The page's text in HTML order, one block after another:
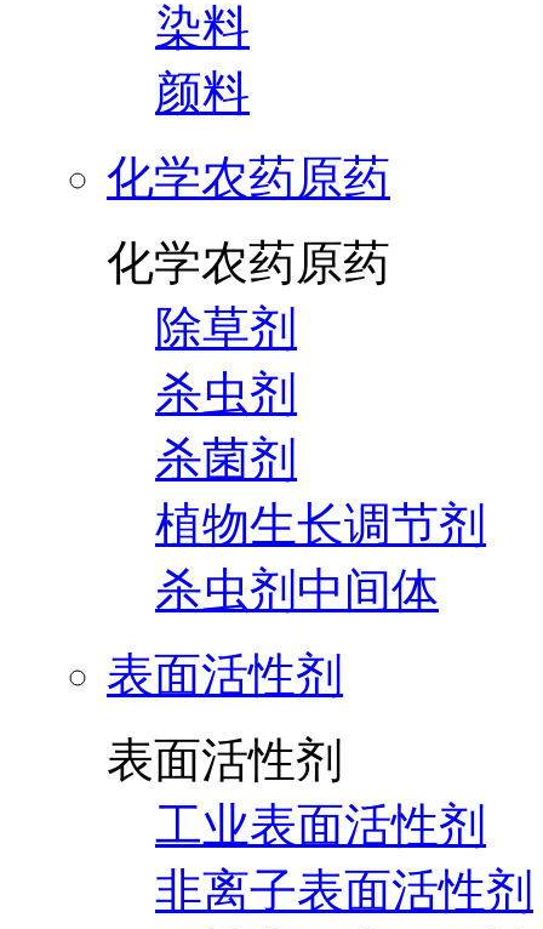
染料
颜料
化学农药原药
化学农药原药
除草剂
杀虫剂
杀菌剂
植物生长调节剂
杀虫剂中间体
表面活性剂
表面活性剂
工业表面活性剂
非离子表面活性剂